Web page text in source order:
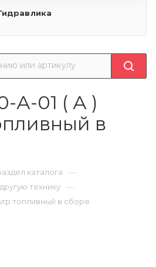
А-01 ( А )
в
каталога —
технику —
топливный в сборе